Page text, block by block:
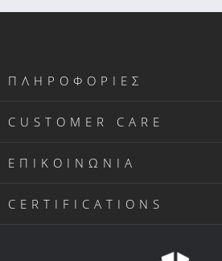
ΠΛΗΡΟΦΟΡΙΕΣ
CUSTOMER CARE
ΕΠΙΚΟΙΝΩΝΙΑ
CERTIFICATIONS